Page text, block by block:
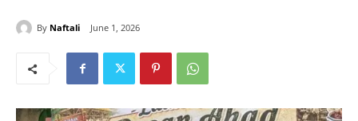
By Naftali June 1, 2026